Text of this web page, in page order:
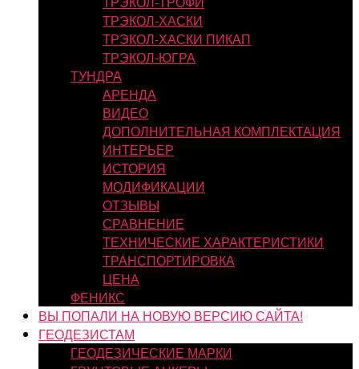
ТРЭКОЛ-ХАСКИ
ТРЭКОЛ-ХАСКИ ПИКАП
ТРЭКОЛ-ЮГРА
ТУНДРА
АРЕНДА
ВИДЕО
ДОПОЛНИТЕЛЬНАЯ КОМПЛЕКТАЦИЯ
ИНТЕРЬЕР
ИСТОРИЯ
МОДИФИКАЦИИ
ОТЗЫВЫ
СРАВНЕНИЕ
ТЕХНИЧЕСКИЕ ХАРАКТЕРИСТИКИ
ТРАНСПОРТИРОВКА
ЦЕНА
ФЕНИКС
ВЫ ПОПАЛИ НА НОВУЮ ВЕРСИЮ САЙТА!
ГЕОДЕЗИСТАМ
ГЕОДЕЗИЧЕСКИЕ МАРКИ